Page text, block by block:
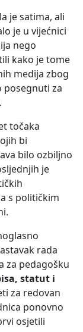
je satima, ali
je u vijećnici
nego
kako je tome
medija zbog
posegnuti za
točaka
bi
bilo ozbiljno
je
s političkim
rada
za pedagošku
statut i
za redovan
ponovno
osjetili